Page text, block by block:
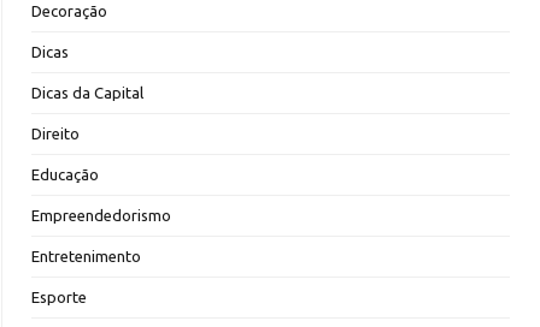
Decoração
Dicas
Dicas da Capital
Direito
Educação
Empreendedorismo
Entretenimento
Esporte